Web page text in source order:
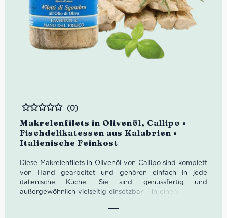
Makrelenfilets in Olivenöl, Callipo •
Fischdelikatessen aus Kalabrien •
Italienische Feinkost
Bewertet
(0)
Diese Makrelenfilets in Olivenöl von Callipo sind komplett
von Hand gearbeitet und gehören einfach in jede
italienische Küche. Sie sind genussfertig und
außergewöhnlich vielseitig einsetzbar – in einem frischen
kannst Du sie unter anderem genießen. Durch seinen